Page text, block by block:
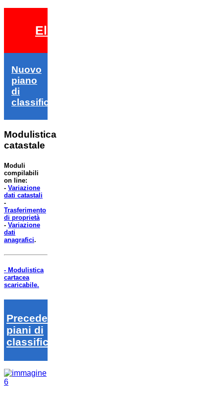
Elezioni 2026
Nuovo
piano
di
classifica
Modulistica
catastale
Moduli
compilabili
on line:
- Variazione
dati catastali
-
Trasferimento
di proprietà
- Variazione
dati
anagrafici.
- Modulistica
cartacea
scaricabile.
Precedenti
piani di
classifica